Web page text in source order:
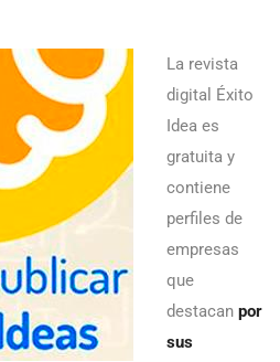
La revista
digital Éxito
Idea es
gratuita y
contiene
perfiles de
empresas
que
destacan por
sus